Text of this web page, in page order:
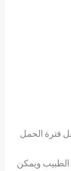
فترة الحمل
ويمكن